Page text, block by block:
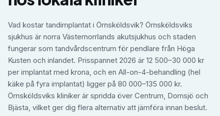
Vad kostar tandimplantat i Örnsköldsvik? Örnsköldsviks
sjukhus är norra Västernorrlands akutsjukhus och staden
fungerar som tandvårdscentrum för pendlare från Höga
Kusten och inlandet. Prisspannet 2026 är 12 500–30 000 kr
per implantat med krona, och en All-on-4-behandling (hel
käke på fyra implantat) ligger på 80 000–135 000 kr.
Örnsköldsviks kliniker är spridda över Centrum, Domsjö och
Bjästa, vilket ger dig flera alternativ att jämföra innan beslut.